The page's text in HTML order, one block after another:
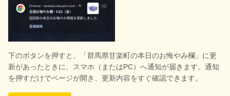
下のボタンを押すと、
「群馬県甘楽町の本日のお悔やみ欄」に更
新があったときに、スマホ（またはPC）へ通知が届きます。通知
を押すだけでページが開き、更新内容をすぐ確認できます。